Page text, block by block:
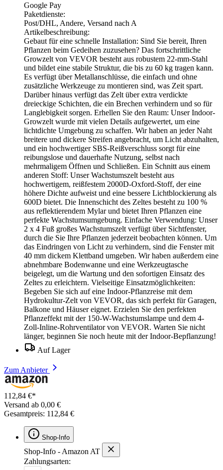
Google Pay
Paketdienste:
Post/DHL, Andere, Versand nach A
Artikelbeschreibung:
Gebaut für eine schnelle Installation: Sind Sie bereit, Ihren
Pflanzen beim Gedeihen zuzusehen? Das fortschrittliche
Growzelt von VEVOR besteht aus robustem 22-mm-Stahl
und bildet eine stabile Struktur, die bis zu 60 kg tragen kann.
Es verfügt über Metallanschlüsse, die einfach und ohne
zusätzliche Werkzeuge zu montieren sind, was Zeit spart.
Darüber hinaus verfügt das Zelt über extra verdickte
dreieckige Schichten, die ein Brechen verhindern und so für
Langlebigkeit sorgen. Erhellen Sie den Raum: Unser Indoor-
Growzelt wurde mit vielen Details aufgewertet, um eine
lichtdichte Umgebung zu schaffen. Wir haben an jeder Naht
breitere und dickere Streifen angebracht, um Licht abzuhalten,
und ein hochwertiger SBS-Reißverschluss sorgt für eine
reibungslose und dauerhafte Nutzung, selbst nach
mehrmaligem Öffnen und Schließen. Ein Schnitt aus einem
anderen Stoff: Unser Wachstumszelt besteht aus
hochwertigem, reißfestem 2000D-Oxford-Stoff, der eine
höhere Dichte aufweist und eine bessere Lichtblockierung als
600D bietet. Die Innenschicht des Zeltes besteht zu 100 %
aus reflektierendem Mylar und bietet Ihren Pflanzen eine
perfekte Wachstumsumgebung. Einfache Verwendung: Unser
2 x 4 Fuß großes Wachstumszelt verfügt über Sichtfenster,
durch die Sie Ihre Pflanzen jederzeit beobachten können. Um
das Eindringen von Licht zu verhindern, sind die Fenster mit
40 mm dickem Klettband umgeben. Wir haben außerdem eine
abnehmbare Bodenwanne und eine Werkzeugtasche
beigelegt, um die Wartung und den sofortigen Einsatz des
Zeltes zu erleichtern. Vielseitige Einsatzmöglichkeiten:
Begeben Sie sich auf eine Indoor-Pflanzreise mit dem
Hydrokultur-Zelt von VEVOR, das sich perfekt für Garagen,
Balkone und Häuser eignet. Erzielen Sie den perfekten
Pflanzeffekt mit der 150-W-Wachstumslampe und dem 4-
Zoll-Inline-Rohrventilator von VEVOR. Warten Sie nicht
länger, beginnen Sie noch heute mit der Indoor-Bepflanzung!
Auf Lager
Zum Anbieter
112,84 €*
Versand ab 0,00 €
Gesamtpreis: 112,84 €
Shop-Info
Shop-Info - Amazon AT
Zahlungsarten: